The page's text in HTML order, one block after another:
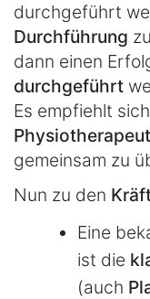
durchgeführt
Durchführung
dann einen
durchgeführt
Es empfiehlt
gemeinsam zu
Nun zu den
Eine
ist die
(auch